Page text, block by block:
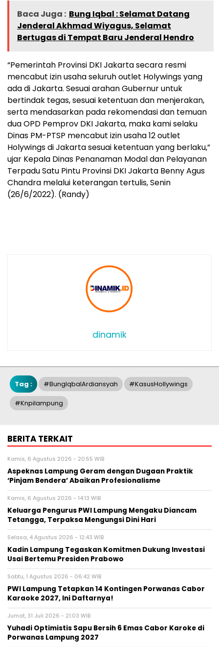
Baca Juga : Bung Iqbal : Selamat Datang
Jenderal Akhmad Wiyagus, Selamat
Bertugas di Tempat Baru Jenderal Hendro
“Pemerintah Provinsi DKI Jakarta secara resmi
mencabut izin usaha seluruh outlet Holywings yang
ada di Jakarta. Sesuai arahan Gubernur untuk
bertindak tegas, sesuai ketentuan dan menjerakan,
serta mendasarkan pada rekomendasi dan temuan
dua OPD Pemprov DKI Jakarta, maka kami selaku
Dinas PM-PTSP mencabut izin usaha 12 outlet
Holywings di Jakarta sesuai ketentuan yang berlaku,”
ujar Kepala Dinas Penanaman Modal dan Pelayanan
Terpadu Satu Pintu Provinsi DKI Jakarta Benny Agus
Chandra melalui keterangan tertulis, Senin
(26/6/2022). (Randy)
dinamik
Tag : #bungIqbalArdiansyah #KasusHollywings
#knpilampung
BERITA TERKAIT
Kamis, 6 Agustus 2026 - 20:55 WIB
Aspeknas Lampung Geram dengan Dugaan Praktik
‘Pinjam Bendera’ Abaikan Profesionalisme
Kamis, 6 Agustus 2026 - 14:13 WIB
Keluarga Pengurus PWI Lampung Mengaku Diancam
Tetangga, Terpaksa Mengungsi Dini Hari
Selasa, 4 Agustus 2026 - 12:43 WIB
Kadin Lampung Tegaskan Komitmen Dukung Investasi
Usai Bertemu Presiden Prabowo
Sabtu, 1 Agustus 2026 - 06:42 WIB
PWI Lampung Tetapkan 14 Kontingen Porwanas Cabor
Karaoke 2027, Ini Daftarnya!
Jumat, 31 Juli 2026 - 21:03 WIB
Yuhadi Optimistis Sapu Bersih 6 Emas Cabor Karoke di
Porwanas Lampung 2027